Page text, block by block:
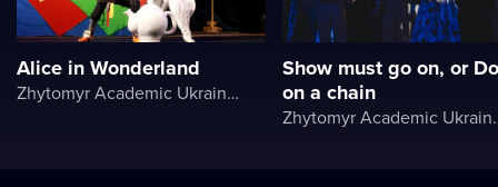
Alice in Wonderland
Zhytomyr Academic Ukrainian Music and Drama Theater named after I. Kocherga
Show must go on, or
on a chain
Zhytomyr Academic